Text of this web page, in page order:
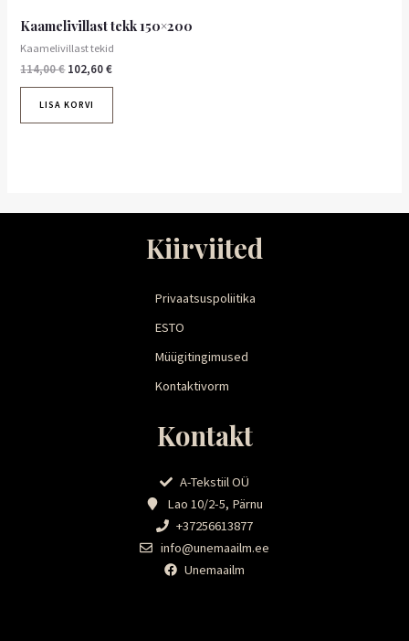
Kaamelivillast tekk 150×200
Kaamelivillast tekid
114,00€ 102,60€
LISA KORVI
Kiirviited
Privaatsuspoliitika
ESTO
Müügitingimused
Kontaktivorm
Kontakt
A-Tekstiil OÜ
Lao 10/2-5, Pärnu
+37256613877
info@unemaailm.ee
Unemaailm